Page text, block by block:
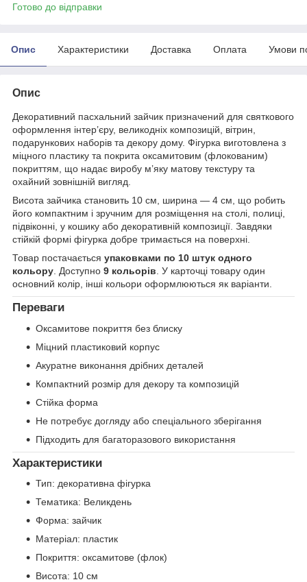
Готово до відправки
Опис Характеристики Доставка Оплата Умови
Опис
Декоративний пасхальний зайчик призначений для святкового
оформлення інтер’єру, великодніх композицій, вітрин,
подарункових наборів та декору дому. Фігурка виготовлена з
міцного пластику та покрита оксамитовим (флокованим)
покриттям, що надає виробу м’яку матову текстуру та
охайний зовнішній вигляд.
Висота зайчика становить 10 см, ширина — 4 см, що робить
його компактним і зручним для розміщення на столі, полиці,
підвіконні, у кошику або декоративній композиції. Завдяки
стійкій формі фігурка добре тримається на поверхні.
Товар постачається упаковками по 10 штук одного
кольору . Доступно 9 кольорів . У карточці товару один
основний колір, інші кольори оформлюються як варіанти.
Переваги
Оксамитове покриття без блиску
Міцний пластиковий корпус
Акуратне виконання дрібних деталей
Компактний розмір для декору та композицій
Стійка форма
Не потребує догляду або спеціального зберігання
Підходить для багаторазового використання
Характеристики
Тип: декоративна фігурка
Тематика: Великдень
Форма: зайчик
Матеріал: пластик
Покриття: оксамитове (флок)
Висота: 10 см